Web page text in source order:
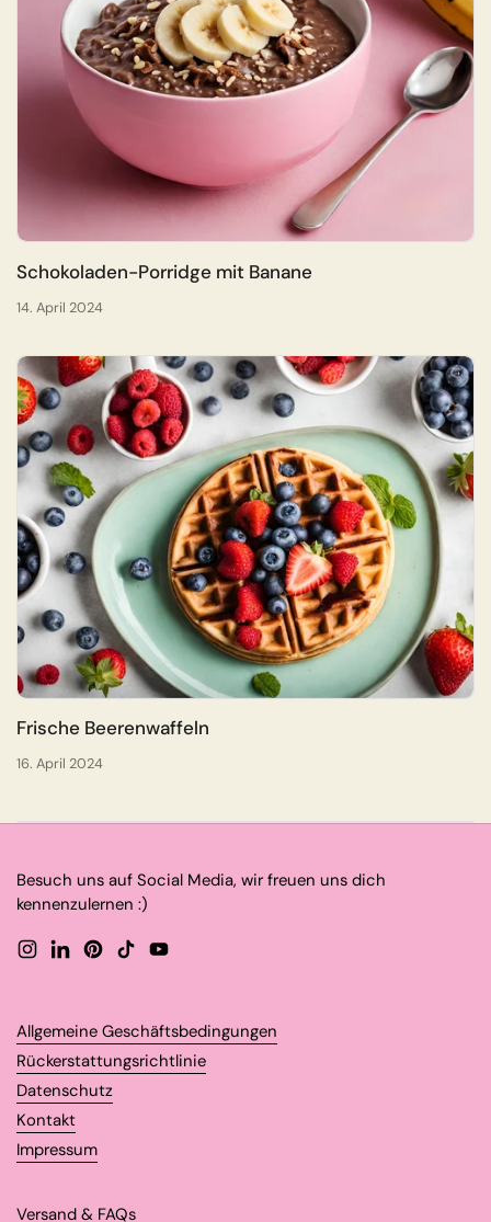
Schokoladen-Porridge mit Banane
14. April 2024
Frische Beerenwaffeln
16. April 2024
Besuch uns auf Social Media, wir freuen uns dich
kennenzulernen :)
Instagram
LinkedInPinterest
TikTokYouTube
Allgemeine Geschäftsbedingungen
Rückerstattungsrichtlinie
Datenschutz
Kontakt
Impressum
Versand & FAQs